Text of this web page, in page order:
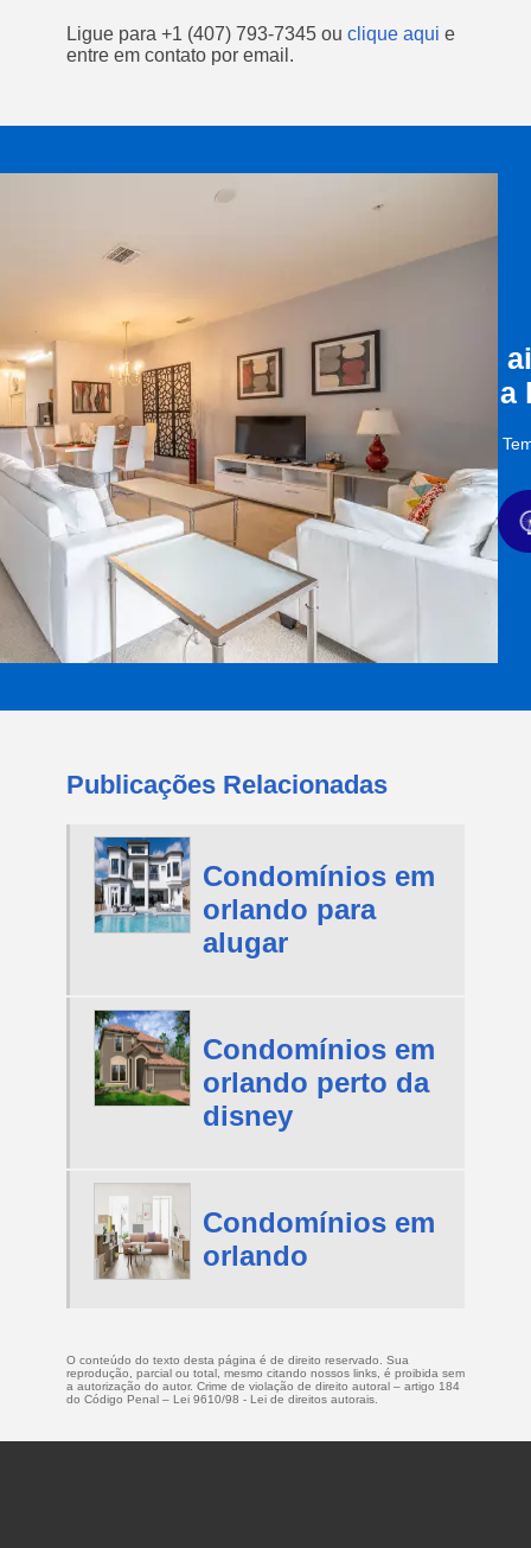
Ligue para +1 (407) 793-7345 ou clique aqui e
entre em contato por email.
a
Publicações Relacionadas
Condomínios em
orlando para
alugar
Condomínios em
orlando perto da
disney
Condomínios em
orlando
O conteúdo do texto desta página é de direito reservado. Sua
reprodução, parcial ou total, mesmo citando nossos links, é proibida sem
a autorização do autor. Crime de violação de direito autoral – artigo 184
do Código Penal – Lei 9610/98 - Lei de direitos autorais